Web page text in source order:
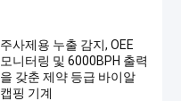
주사제용 누출 감지, OEE
모니터링 및 6000BPH 출력
을 갖춘 제약 등급 바이알
캡핑 기계